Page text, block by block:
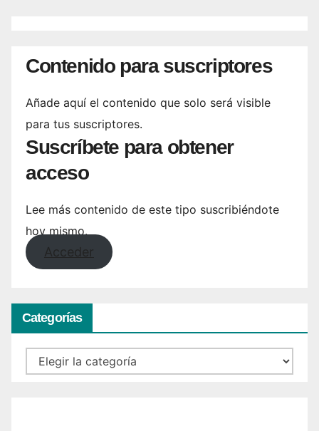
Contenido para suscriptores
Añade aquí el contenido que solo será visible
para tus suscriptores.
Suscríbete para obtener
acceso
Lee más contenido de este tipo suscribiéndote
hoy mismo.
Acceder
Categorías
Categorías